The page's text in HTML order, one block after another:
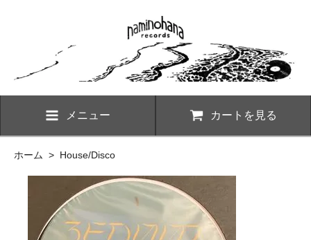
メニュー カートを見る
ホーム > House/Disco